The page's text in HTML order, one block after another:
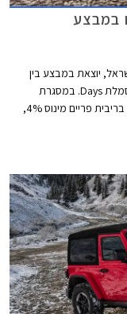
במבצע
יוצאת במבצע בין
התאריכים 25.11.2022-02.12.2022 תחת הכותרת סמלת Days. במסגרת
המבצע מוצעת לרוכשים הלוואה של עד 100,000 ₪ בריבית פריים מינוס 4%,
וכוללים עמלת הקמה בסך 1.5% ממחיר הרכב ודמי משכון ושעבוד בסך 350 ₪,